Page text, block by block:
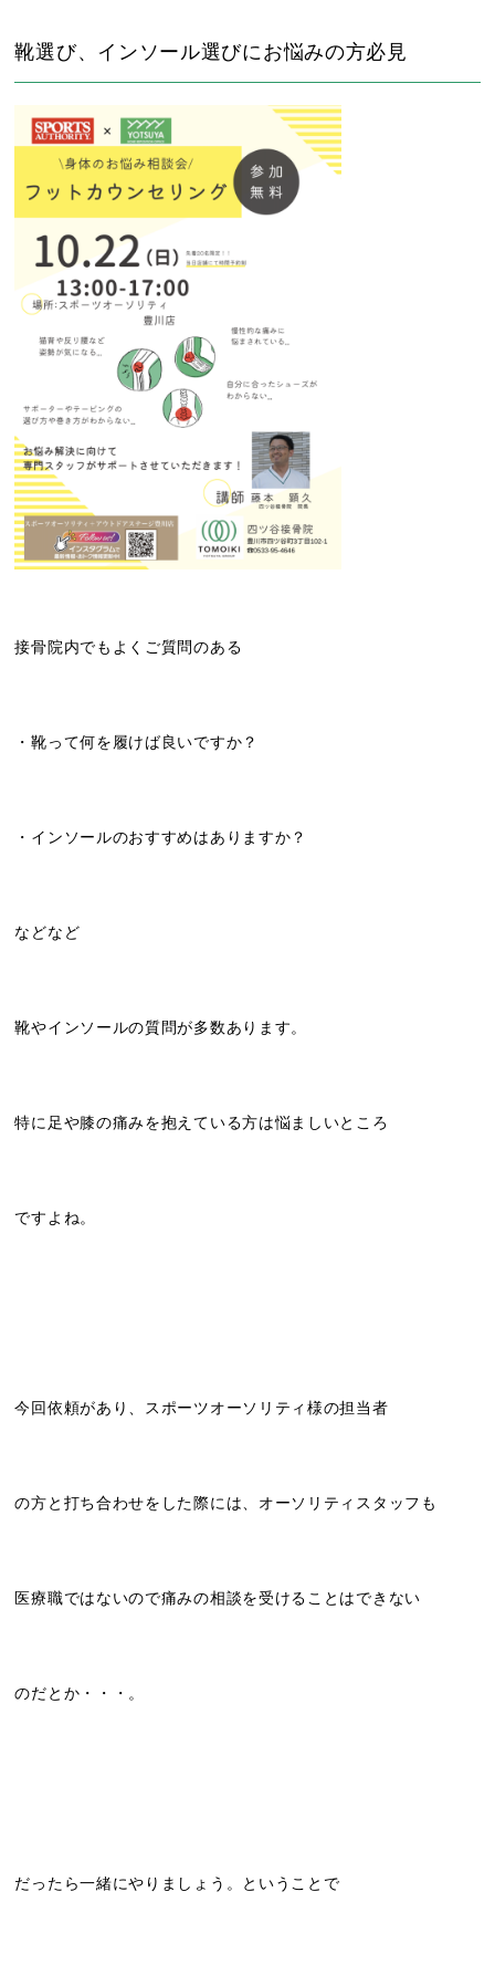
靴選び、インソール選びにお悩みの方必見
接骨院内でもよくご質問のある
・靴って何を履けば良いですか？
・インソールのおすすめはありますか？
などなど
靴やインソールの質問が多数あります。
特に足や膝の痛みを抱えている方は悩ましいところ
ですよね。
今回依頼があり、スポーツオーソリティ様の担当者
の方と打ち合わせをした際には、オーソリティスタッフも
医療職ではないので痛みの相談を受けることはできない
のだとか・・・。
だったら一緒にやりましょう。ということで